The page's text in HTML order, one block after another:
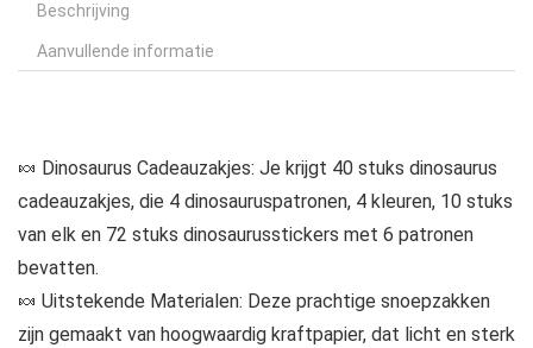
Beschrijving
Aanvullende informatie
🍬 Dinosaurus Cadeauzakjes: Je krijgt 40 stuks dinosaurus
cadeauzakjes, die 4 dinosauruspatronen, 4 kleuren, 10 stuks
van elk en 72 stuks dinosaurusstickers met 6 patronen
bevatten.
🍬 Uitstekende Materialen: Deze prachtige snoepzakken
zijn gemaakt van hoogwaardig kraftpapier, dat licht en sterk